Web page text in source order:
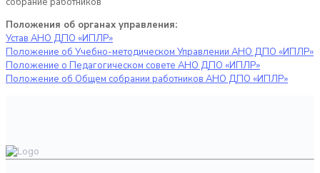
Положения об органах управления:
Устав АНО ДПО «ИПЛР»
Положение об Учебно-методическом Управлении АНО ДПО «ИПЛР»
Положение о Педагогическом совете АНО ДПО «ИПЛР»
Положение об Общем собрании работников АНО ДПО «ИПЛР»